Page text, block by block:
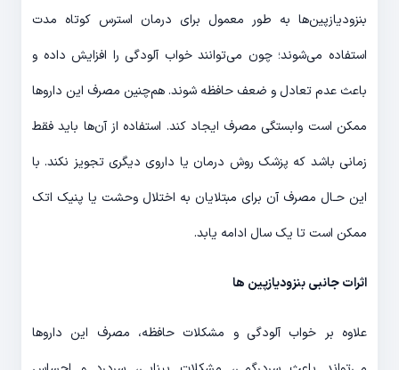
بنزودیازپین‌ها به طور معمول برای درمان استرس کوتاه مدت
استفاده می‌شوند؛ چون می‌توانند خواب آلودگی را افزایش داده و
باعث عدم تعادل و ضعف حافظه شوند. هم‌چنین مصرف این داروها
ممکن است وابستگی مصرف ایجاد کند. استفاده از آن‌ها باید فقط
زمانی باشد که پزشک روش درمان یا داروی دیگری تجویز نکند. با
این حـال مصرف آن برای مبتلایان به اختلال وحشت یا پنیک اتک
ممکن است تا یک سال ادامه یابد.
اثرات جانبی بنزودیازپین ها
علاوه بر خواب آلودگی و مشکلات حافظه، مصرف این داروها